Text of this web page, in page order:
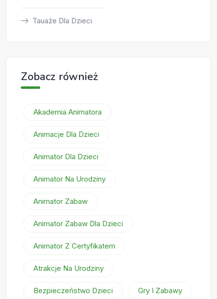
Tauaże Dla Dzieci
Zobacz również
Akademia Animatora
Animacje Dla Dzieci
Animator Dla Dzieci
Animator Na Urodziny
Animator Zabaw
Animator Zabaw Dla Dzieci
Animator Z Certyfikatem
Atrakcje Na Urodziny
Bezpieczeństwo Dzieci Gry I Zabawy